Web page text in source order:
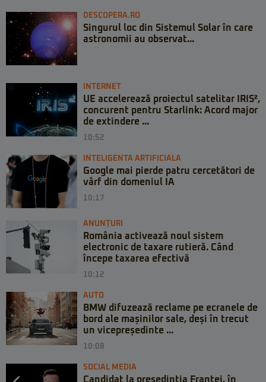
DESCOPERA.RO
Singurul loc din Sistemul Solar în care
astronomii au observat...
INTERNET
UE accelerează proiectul satelitar IRIS²,
concurent pentru Starlink: Acord major
de extindere ...
10:52
INTELIGENTA ARTIFICIALA
Google mai pierde patru cercetători de
vârf din domeniul IA
10:17
ANUNȚURI
România activează noul sistem
electronic de taxare rutieră. Când
începe taxarea efectivă
10:12
AUTO
BMW difuzează reclame pe ecranele de
bord ale mașinilor sale, deși în trecut
un vicepreședinte ...
10:08
SOCIAL MEDIA
Candidat la președinția Franței, în